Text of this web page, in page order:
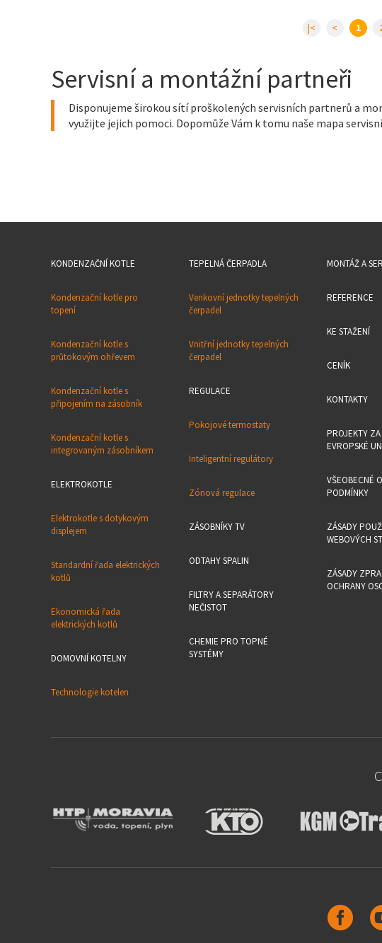
|< < 1
Servisní a montážní partneři
Disponujeme širokou sítí proškolených servisních partnerů a
využijte jejich pomoci. Dopomůže Vám k tomu naše mapa
KONDENZAČNÍ KOTLE
Kondenzační kotle pro
topení
Kondenzační kotle s
průtokovým ohřevem
Kondenzační kotle s
připojením na zásobník
Kondenzační kotle s
integrovaným zásobníkem
ELEKTROKOTLE
Elektrokotle s dotykovým
displejem
Standardní řada elektrických
kotlů
Ekonomická řada
elektrických kotlů
DOMOVNÍ KOTELNY
Technologie kotelen
TEPELNÁ ČERPADLA
Venkovní jednotky tepelných
čerpadel
Vnitřní jednotky tepelných
čerpadel
REGULACE
Pokojové termostaty
Inteligentní regulátory
Zónová regulace
ZÁSOBNÍKY TV
ODTAHY SPALIN
FILTRY A SEPARÁTORY
NEČISTOT
CHEMIE PRO TOPNÉ
SYSTÉMY
MONTÁŽ A
REFERENCE
KE STAŽENÍ
CENÍK
KONTAKTY
PROJEKTY
EVROPSKÉ
VŠEOBECNÉ
PODMÍNKY
ZÁSADY
WEBOVÝCH
ZÁSADY
OCHRANY